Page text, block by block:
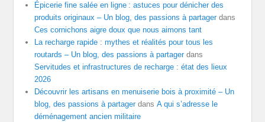
Épicerie fine salée en ligne : astuces pour dénicher des
produits originaux – Un blog, des passions à partagerdans
Ces cornichons aigre doux que nous aimons tant
La recharge rapide : mythes et réalités pour tous les
routards – Un blog, des passions à partagerdans
Servitudes et infrastructures de recharge : état des lieux
2026
Découvrir les artisans en menuiserie bois à proximité – Un
blog, des passions à partagerdansA qui s’adresse le
déménagement ancien militaire